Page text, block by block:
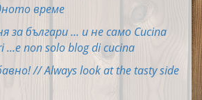
време
за българи ... и не само Cucina
non solo blog di cucina
// Always look at the tasty side